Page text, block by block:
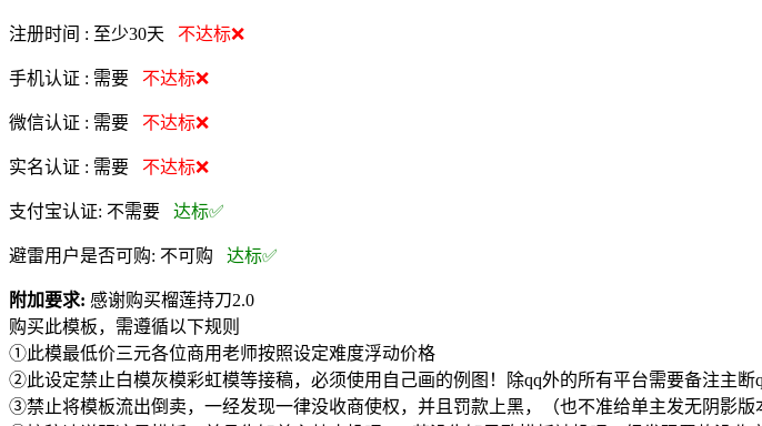
注册时间 : 至少30天 不达标❌
手机认证 : 需要 不达标❌
微信认证 : 需要 不达标❌
实名认证 : 需要 不达标❌
支付宝认证: 不需要 达标✅
避雷用户是否可购: 不可购 达标✅
附加要求: 感谢购买榴莲持刀2.0
购买此模板，需遵循以下规则
①此模最低价三元各位商用老师按照设定难度浮动价格
②此设定禁止白模灰模彩虹模等接稿，必须使用自己画的例图！除qq外的所有平台需要备注主
③禁止将模板流出倒卖，一经发现一律没收商使权，并且罚款上黑，（也不准给单主发无阴影版